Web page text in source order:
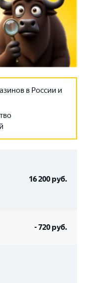
в России и
16 200руб.
-720руб.